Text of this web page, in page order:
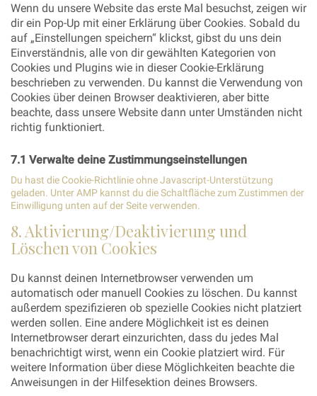
Wenn du unsere Website das erste Mal besuchst, zeigen wir
dir ein Pop-Up mit einer Erklärung über Cookies. Sobald du
auf „Einstellungen speichern“ klickst, gibst du uns dein
Einverständnis, alle von dir gewählten Kategorien von
Cookies und Plugins wie in dieser Cookie-Erklärung
beschrieben zu verwenden. Du kannst die Verwendung von
Cookies über deinen Browser deaktivieren, aber bitte
beachte, dass unsere Website dann unter Umständen nicht
richtig funktioniert.
7.1 Verwalte deine Zustimmungseinstellungen
Du hast die Cookie-Richtlinie ohne Javascript-Unterstützung
geladen. Unter AMP kannst du die Schaltfläche zum Zustimmen der
Einwilligung unten auf der Seite verwenden.
8. Aktivierung/Deaktivierung und
Löschen von Cookies
Du kannst deinen Internetbrowser verwenden um
automatisch oder manuell Cookies zu löschen. Du kannst
außerdem spezifizieren ob spezielle Cookies nicht platziert
werden sollen. Eine andere Möglichkeit ist es deinen
Internetbrowser derart einzurichten, dass du jedes Mal
benachrichtigt wirst, wenn ein Cookie platziert wird. Für
weitere Information über diese Möglichkeiten beachte die
Anweisungen in der Hilfesektion deines Browsers.